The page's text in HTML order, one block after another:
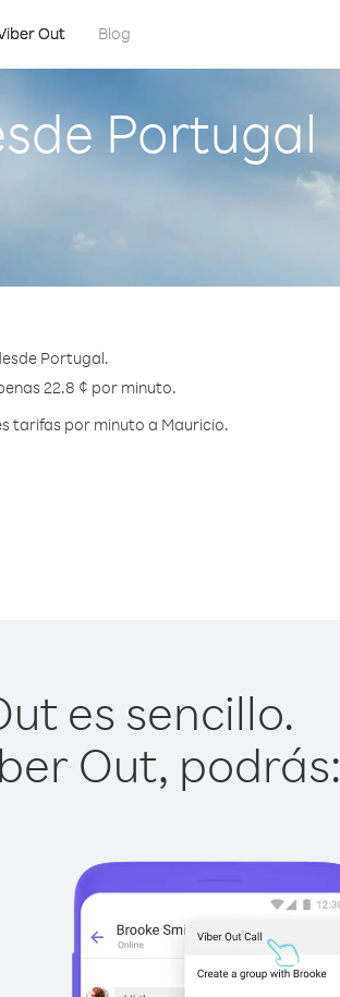
Out Blog
Portugal
Portugal.
22.8 ¢ por minuto.
tarifas por minuto a Mauricio.
es sencillo.
Out, podrás: